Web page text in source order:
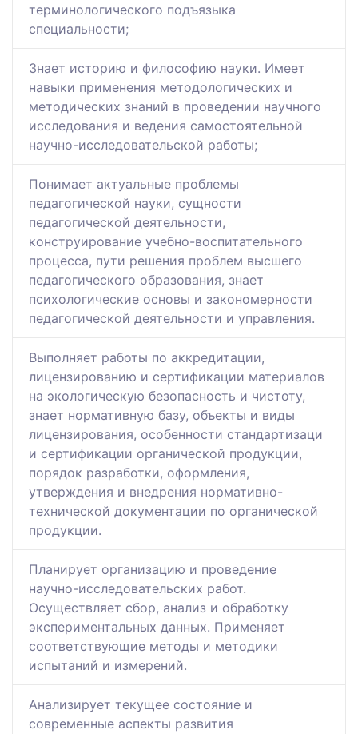
терминологического подъязыка
специальности;
Знает историю и философию науки. Имеет
навыки применения методологических и
методических знаний в проведении научного
исследования и ведения самостоятельной
научно-исследовательской работы;
Понимает актуальные проблемы
педагогической науки, сущности
педагогической деятельности,
конструирование учебно-воспитательного
процесса, пути решения проблем высшего
педагогического образования, знает
психологические основы и закономерности
педагогической деятельности и управления.
Выполняет работы по аккредитации,
лицензированию и сертификации материалов
на экологическую безопасность и чистоту,
знает нормативную базу, объекты и виды
лицензирования, особенности стандартизаци
и сертификации органической продукции,
порядок разработки, оформления,
утверждения и внедрения нормативно-
технической документации по органической
продукции.
Планирует организацию и проведение
научно-исследовательских работ.
Осуществляет сбор, анализ и обработку
экспериментальных данных. Применяет
соответствующие методы и методики
испытаний и измерений.
Анализирует текущее состояние и
современные аспекты развития